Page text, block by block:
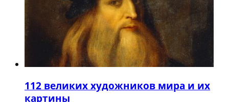
112 великих художников мира и их
картины